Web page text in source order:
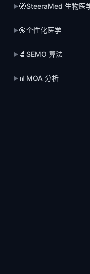
▶🧭
▶🎯个性化医学
▶ 🔬 SEMO 算法
▶📊MOA 分析